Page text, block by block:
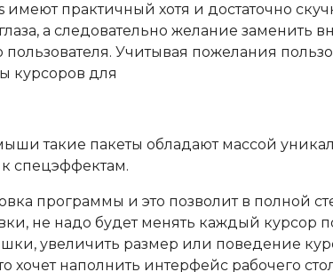
практичный хотя и достаточно
а следовательно желание заменить
Учитывая пожелания
курсоров для
такие пакеты обладают массой
к спецэффектам.
программы и это позволит в полной
не надо будет менять каждый курсор
увеличить размер или поведение
хочет наполнить интерфейс рабочего